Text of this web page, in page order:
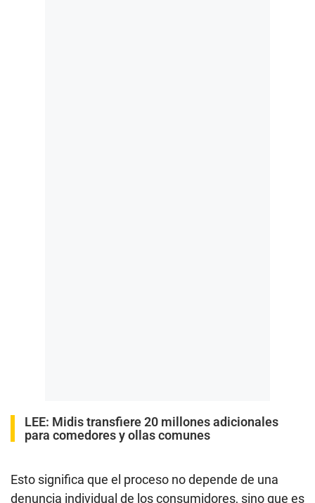
LEE: Midis transfiere 20 millones adicionales
para comedores y ollas comunes
Esto significa que el proceso no depende de una
denuncia individual de los consumidores, sino que es